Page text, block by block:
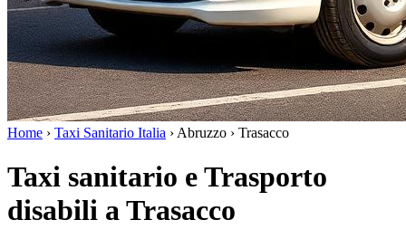
Home › Taxi Sanitario Italia › Abruzzo › Trasacco
Taxi sanitario e Trasporto
disabili a Trasacco